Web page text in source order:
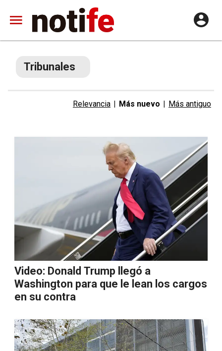
Tribunales
Relevancia | Más nuevo | Más antiguo
Video: Donald Trump llegó a
Washington para que le lean los cargos
en su contra